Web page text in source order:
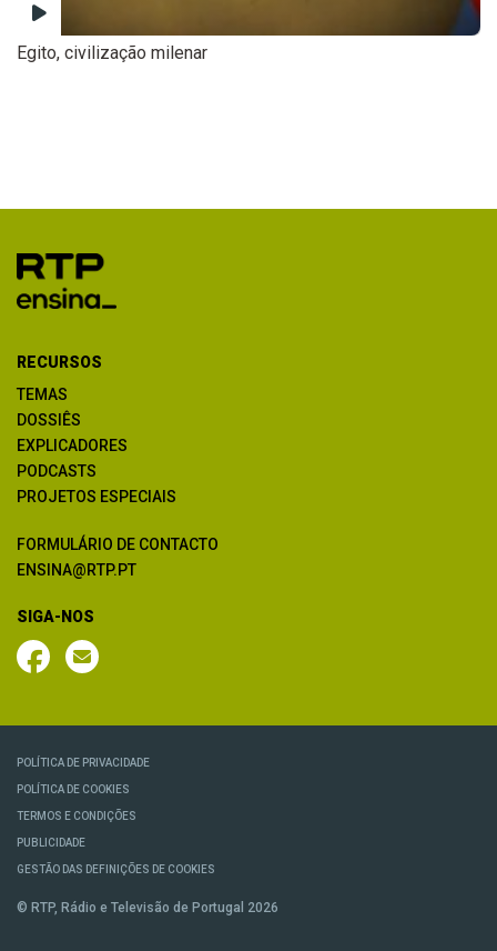
Egito, civilização milenar
RECURSOS
TEMAS
DOSSIÊS
EXPLICADORES
PODCASTS
PROJETOS ESPECIAIS
FORMULÁRIO DE CONTACTO
ENSINA@RTP.PT
SIGA-NOS
POLÍTICA DE PRIVACIDADE
POLÍTICA DE COOKIES
TERMOS E CONDIÇÕES
PUBLICIDADE
GESTÃO DAS DEFINIÇÕES DE COOKIES
© RTP, Rádio e Televisão de Portugal 2026